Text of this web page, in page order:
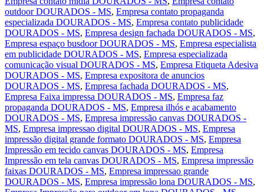
outdoor DOURADOS - MS, Empresa contato propaganda
especializada DOURADOS - MS, Empresa contato publicidade
DOURADOS - MS, Empresa design fachada DOURADOS - MS,
Empresa espaço busdoor DOURADOS - MS, Empresa especialista
em publicidade DOURADOS - MS, Empresa especializada
comunicação visual DOURADOS - MS, Empresa Etiqueta Adesiva
DOURADOS - MS, Empresa expositora de anuncios
DOURADOS - MS, Empresa fachada DOURADOS - MS,
Empresa Faixa impressa DOURADOS - MS, Empresa faz
propaganda DOURADOS - MS, Empresa ilhós e acabamento
DOURADOS - MS, Empresa impressão canvas DOURADOS -
MS, Empresa impressao digital DOURADOS - MS, Empresa
impressão digital grande formato DOURADOS - MS, Empresa
Impressão em tecido canvas DOURADOS - MS, Empresa
Impressão em tela canvas DOURADOS - MS, Empresa impressão
faixas DOURADOS - MS, Empresa impressao grande
DOURADOS - MS, Empresa impressão lona DOURADOS - MS,